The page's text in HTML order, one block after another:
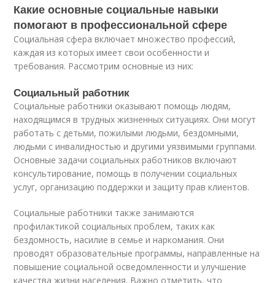
Какие основные социальные навыки
помогают в профессиональной сфере
Социальная сфера включает множество профессий,
каждая из которых имеет свои особенности и
требования. Рассмотрим основные из них:
Социальный работник
Социальные работники оказывают помощь людям,
находящимся в трудных жизненных ситуациях. Они могут
работать с детьми, пожилыми людьми, бездомными,
людьми с инвалидностью и другими уязвимыми группами.
Основные задачи социальных работников включают
консультирование, помощь в получении социальных
услуг, организацию поддержки и защиту прав клиентов.
Социальные работники также занимаются
профилактикой социальных проблем, таких как
бездомность, насилие в семье и наркомания. Они
проводят образовательные программы, направленные на
повышение социальной осведомленности и улучшение
качества жизни населения. Важно отметить, что